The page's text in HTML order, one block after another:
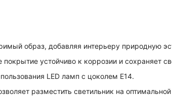
образ, добавляя интерьеру природную
устойчиво к коррозии и сохраняет
LED ламп с цоколем E14.
разместить светильник на